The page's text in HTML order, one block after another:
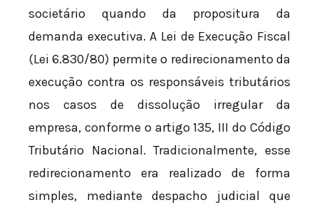
societário quando da propositura da
demanda executiva. A Lei de Execução Fiscal
(Lei 6.830/80) permite o redirecionamento da
execução contra os responsáveis tributários
nos casos de dissolução irregular da
empresa, conforme o artigo 135, III do Código
Tributário Nacional. Tradicionalmente, esse
redirecionamento era realizado de forma
simples, mediante despacho judicial que